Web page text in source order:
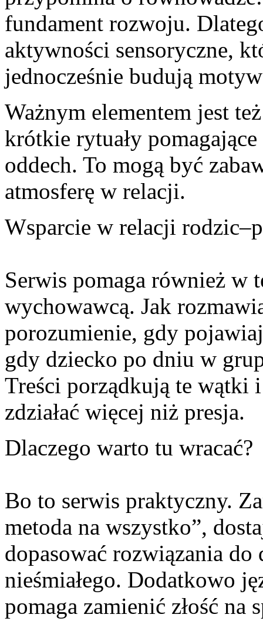
fundament rozwoju.
aktywności sensoryczne,
jednocześnie budują
Ważnym elementem jest
krótkie rytuały
oddech. To mogą być
atmosferę w relacji.
Wsparcie w relacji
Serwis pomaga również w
wychowawcą. Jak
porozumienie, gdy
gdy dziecko po dniu w
Treści porządkują te wątki
zdziałać więcej niż presja.
Dlaczego warto tu wracać?
Bo to serwis praktyczny.
metoda na wszystko”,
dopasować rozwiązania do
nieśmiałego. Dodatkowo
pomaga zamienić złość na